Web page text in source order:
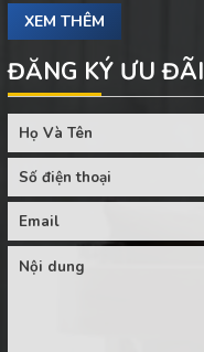
XEM THÊM
ĐĂNG KÝ ƯU ĐÃI